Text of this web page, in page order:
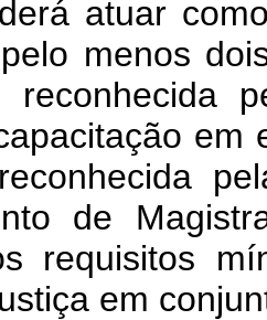
atuar
menos
reconhecida
em
de
requisitos
em